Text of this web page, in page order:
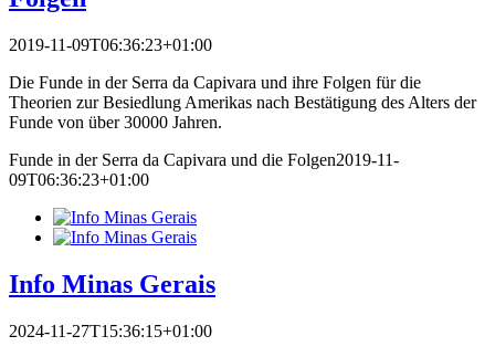
2019-11-09T06:36:23+01:00
Die Funde in der Serra da Capivara und ihre Folgen für die
Theorien zur Besiedlung Amerikas nach Bestätigung des Alters der
Funde von über 30000 Jahren.
Funde in der Serra da Capivara und die Folgen2019-11-
09T06:36:23+01:00
Info Minas Gerais
2024-11-27T15:36:15+01:00